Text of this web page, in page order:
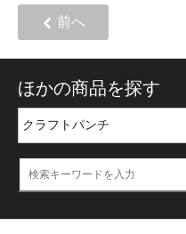
前へ
ほかの商品を探す